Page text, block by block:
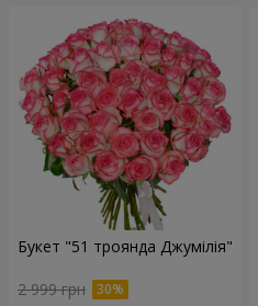
Букет "51 троянда Джумілія"
2 999 грн